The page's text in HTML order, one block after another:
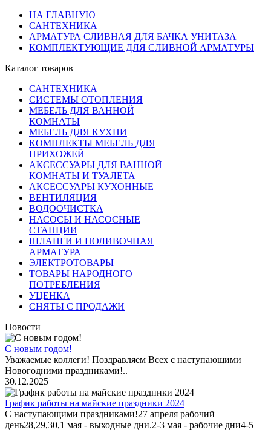
НА ГЛАВНУЮ
САНТЕХНИКА
АРМАТУРА СЛИВНАЯ ДЛЯ БАЧКА УНИТАЗА
КОМПЛЕКТУЮЩИЕ ДЛЯ СЛИВНОЙ АРМАТУРЫ
Каталог товаров
САНТЕХНИКА
СИСТЕМЫ ОТОПЛЕНИЯ
МЕБЕЛЬ ДЛЯ ВАННОЙ
КОМНАТЫ
МЕБЕЛЬ ДЛЯ КУХНИ
КОМПЛЕКТЫ МЕБЕЛЬ ДЛЯ
ПРИХОЖЕЙ
АКСЕССУАРЫ ДЛЯ ВАННОЙ
КОМНАТЫ И ТУАЛЕТА
АКСЕССУАРЫ КУХОННЫЕ
ВЕНТИЛЯЦИЯ
ВОДООЧИСТКА
НАСОСЫ И НАСОСНЫЕ
СТАНЦИИ
ШЛАНГИ И ПОЛИВОЧНАЯ
АРМАТУРА
ЭЛЕКТРОТОВАРЫ
ТОВАРЫ НАРОДНОГО
ПОТРЕБЛЕНИЯ
УЦЕНКА
СНЯТЫ С ПРОДАЖИ
Новости
С новым годом!
Уважаемые коллеги! Поздравляем Всех с наступающими
Новогодними праздниками!..
30.12.2025
График работы на майские праздники 2024
С наступающими праздниками!27 апреля рабочий
день28,29,30,1 мая - выходные дни.2-3 мая - рабочие дни4-5